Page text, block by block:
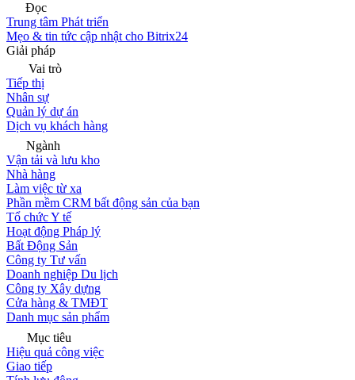
Đọc
Trung tâm Phát triển
Mẹo & tin tức cập nhật cho Bitrix24
Giải pháp
Vai trò
Tiếp thị
Nhân sự
Quản lý dự án
Dịch vụ khách hàng
Ngành
Vận tải và lưu kho
Nhà hàng
Làm việc từ xa
Phần mềm CRM bất động sản của bạn
Tổ chức Y tế
Hoạt động Pháp lý
Bất Động Sản
Công ty Tư vấn
Doanh nghiệp Du lịch
Công ty Xây dựng
Cửa hàng & TMĐT
Danh mục sản phẩm
Mục tiêu
Hiệu quả công việc
Giao tiếp